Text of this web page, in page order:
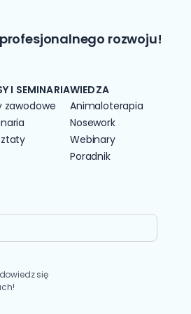
na emocje i nastój zwierzęcia
opiekuna, Andrzej Kłosiński
Fraś
rozwoju!
I SEMINARIA
zawodowe
WIEDZA
Animaloterapia
Nosework
Webinary
Poradnik
się